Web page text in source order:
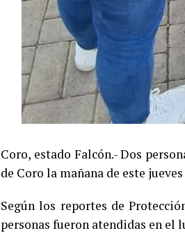
Coro, estado Falcón.- Dos
de Coro la mañana de este
Según los reportes de
personas fueron atendidas en el